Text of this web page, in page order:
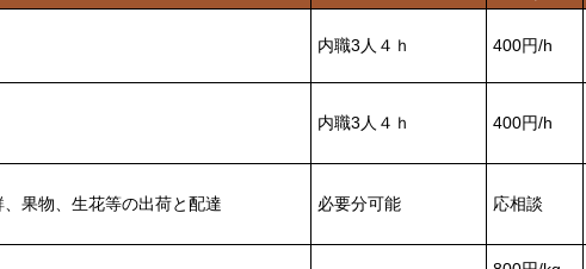
内職3人４ｈ 400円/h
内職3人４ｈ 400円/h
、果物、生花等の出荷と配達 必要分可能 応相談